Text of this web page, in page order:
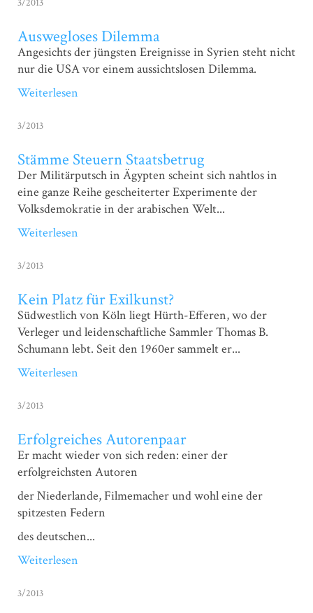
Auswegloses Dilemma
Angesichts der jüngsten Ereignisse in Syrien steht nicht
nur die USA vor einem aussichtslosen Dilemma.
Weiterlesen
3/2013
Stämme Steuern Staatsbetrug
Der Militärputsch in Ägypten scheint sich nahtlos in
eine ganze Reihe gescheiterter Experimente der
Volksdemokratie in der arabischen Welt...
Weiterlesen
3/2013
Kein Platz für Exilkunst?
Südwestlich von Köln liegt Hürth-Efferen, wo der
Verleger und leidenschaftliche Sammler Thomas B.
Schumann lebt. Seit den 1960er sammelt er...
Weiterlesen
3/2013
Erfolgreiches Autorenpaar
Er macht wieder von sich reden: einer der
erfolgreichsten Autoren
der Niederlande, Filmemacher und wohl eine der
spitzesten Federn
des deutschen...
Weiterlesen
3/2013